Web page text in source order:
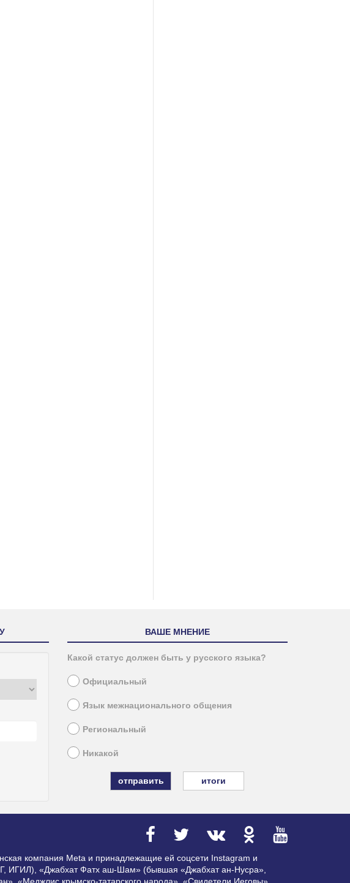
ВАШЕ МНЕНИЕ
Какой статус должен быть у русского языка?
Официальный
Язык межнационального общения
Региональный
Никакой
итоги
компания Meta и принадлежащие ей соцсети Instagram и
ИГИЛ), «Джабхат Фатх аш-Шам» (бывшая «Джабхат ан-Нусра»,
«Меджлис крымско-татарского народа», «Свидетели Иеговы»,